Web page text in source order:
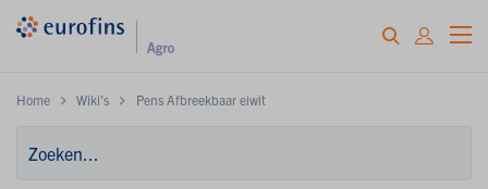
Home Wiki's Pens Afbreekbaar eiwit